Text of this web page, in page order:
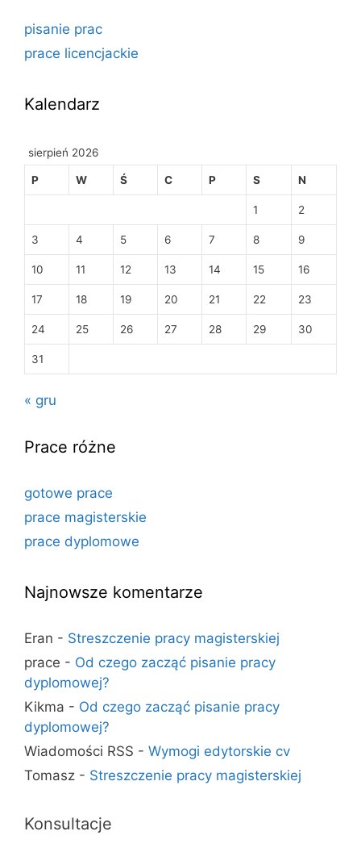
pisanie prac
prace licencjackie
Kalendarz
sierpień 2026
P W Ś C P S N
1 2
3 4 5 6 7 8 9
10 11 12 13 14 15 16
17 18 19 20 21 22 23
24 25 26 27 28 29 30
31
« gru
Prace różne
gotowe prace
prace magisterskie
prace dyplomowe
Najnowsze komentarze
Eran - Streszczenie pracy magisterskiej
prace - Od czego zacząć pisanie pracy
dyplomowej?
Kikma - Od czego zacząć pisanie pracy
dyplomowej?
Wiadomości RSS - Wymogi edytorskie cv
Tomasz - Streszczenie pracy magisterskiej
Konsultacje